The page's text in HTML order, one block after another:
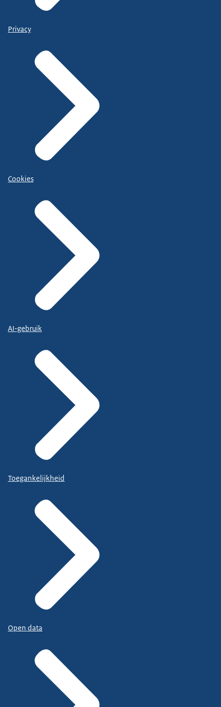
Privacy
Cookies
AI-gebruik
Toegankelijkheid
Open data